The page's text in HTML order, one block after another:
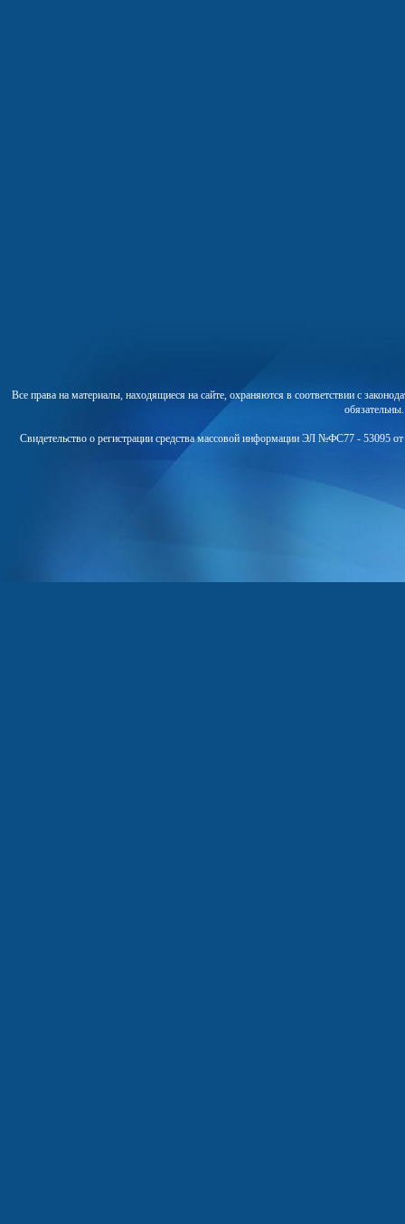
Все права на материалы, находящиеся на сайте, охраняются в соответствии с
Свидетельство о регистрации средства массовой информации ЭЛ №ФС77 - 53095